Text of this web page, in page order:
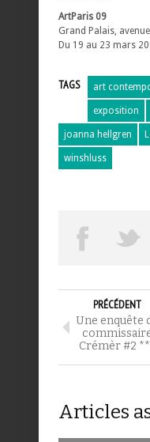
ArtParis 09
Grand Palais,
Du 19 au 23 mars
TAGS art
exposition
joanna hellgren
winshluss
PRÉCÉDENT
Une enquête
Crémèr #2
Articles